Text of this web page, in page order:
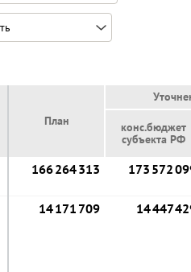
166 264 313 173 572
14 171 709 14 447
План
конс.бюджет
субъекта РФ